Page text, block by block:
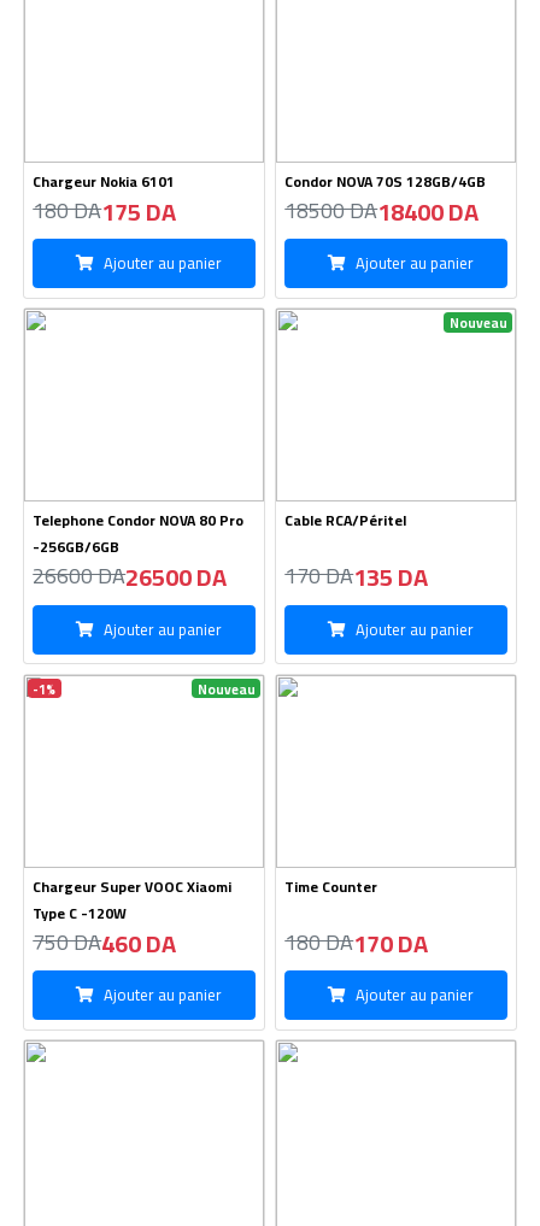
Chargeur Nokia 6101
180 DA175 DA
Ajouter au panier
Condor NOVA 70S 128GB/4GB
18500 DA18400 DA
Ajouter au panier
Telephone Condor NOVA 80 Pro
-256GB/6GB
26600 DA26500 DA
Ajouter au panier
Nouveau
Cable RCA/Péritel
170 DA135 DA
Ajouter au panier
-1% Nouveau
Chargeur Super VOOC Xiaomi
Type C -120W
750 DA460 DA
Ajouter au panier
Time Counter
180 DA170 DA
Ajouter au panier